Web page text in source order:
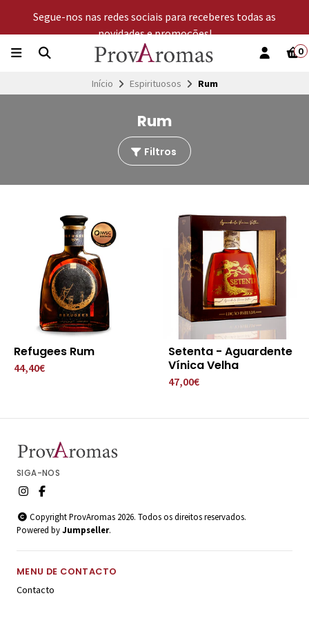
Segue-nos nas redes sociais para receberes todas as
novidades e promoções!
0
Início Espirituosos Rum
Rum
Filtros
Refugees Rum
44,40€
Setenta - Aguardente
Vínica Velha
47,00€
SIGA-NOS
Copyright ProvAromas 2026. Todos os direitos reservados.
Powered byJumpseller.
MENU DE CONTACTO
Contacto